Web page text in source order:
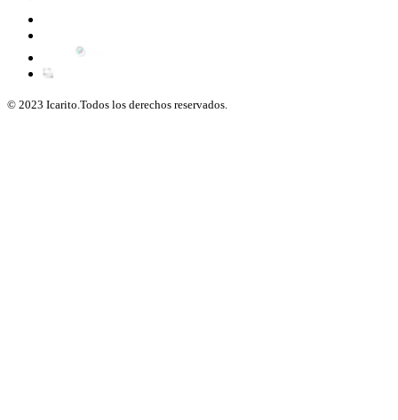
© 2023 Icarito.Todos los derechos reservados.